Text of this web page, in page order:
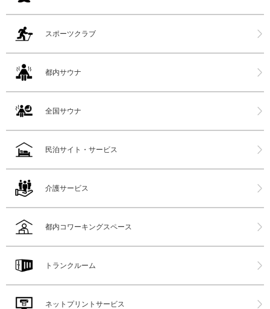
スポーツクラブ
都内サウナ
全国サウナ
民泊サイト・サービス
介護サービス
都内コワーキングスペース
トランクルーム
ネットプリントサービス